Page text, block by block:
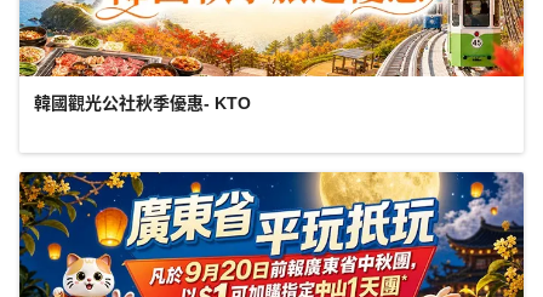
韓國觀光公社秋季優惠- KTO